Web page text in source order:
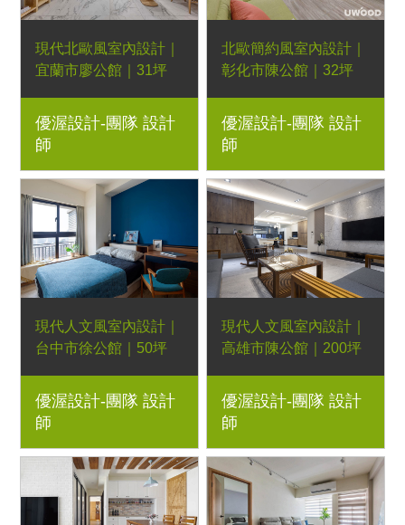
現代北歐風室內設計｜
宜蘭市廖公館｜31坪
3房1廳｜現代沙發、湖
濱四抽大茶几、積木層
板、梣木格柵餐椅、王
子高腳椅、浮島餐桌、
浮島長凳、日初床頭
櫃、暮光床頭櫃、國王
單椅、實木衣櫃、實木
餐椅、實木床架｜室內
設計、室內裝潢、舊屋
翻新、新屋裝潢
優渥設計-團隊 設計
師
北歐簡約風室內設計｜
彰化市陳公館｜32坪
3房2廳｜系統櫃、訂製
衣櫃、好實用收納櫃、
電視櫃、現代沙發、湖
濱四抽大茶几、騎士邊
几、跳島餐桌、湖濱長
凳、丹麥女孩化妝桌、
柚木子母床、梣木X腳
書桌、實木床架｜室內
設計、室內裝潢、新屋
裝潢、全室木地板
優渥設計-團隊 設計
師
現代人文風室內設計｜
台中市徐公館｜50坪
4房2廳3衛｜系統櫃、
紐華克、克洛伊、安娜
貝爾、波昂、實木餐
計、室內裝潢、舊屋翻
新、新屋裝潢、實木家
優渥設計-團隊 設計
師
現代人文風室內設計｜
高雄市陳公館｜200坪
5房2廳｜系統櫃、柚木
沙發、實木床架｜室內
設計、室內裝潢、舊屋
家具規劃
優渥設計-團隊 設計
師